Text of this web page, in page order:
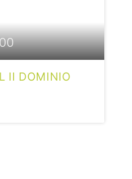
II DOMINIO